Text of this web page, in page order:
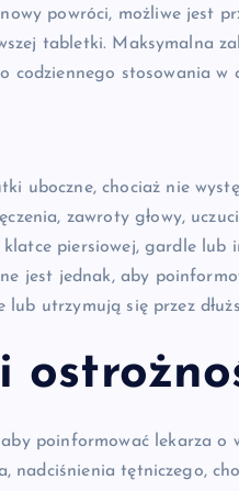
powróci, możliwe jest
tabletki. Maksymalna
codziennego stosowania w
uboczne, chociaż nie
zawroty głowy,
piersiowej, gardle lub
jest jednak, aby
utrzymują się przez
poinformować lekarza o
nadciśnienia tętniczego,